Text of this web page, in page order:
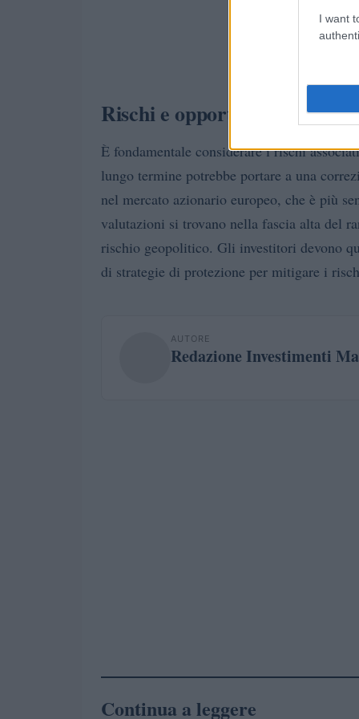
I want
Rischi e opportunità nel
È fondamentale considerare i rischi
lungo termine potrebbe portare a una
nel mercato azionario europeo, che è più
valutazioni si trovano nella fascia alta del
rischio geopolitico. Gli investitori devono
di strategie di protezione per mitigare i
AUTORE
Redazione Investimenti
Continua a leggere